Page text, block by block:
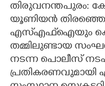
തിരുവനന്തപുരം:
യൂണിയൻ
എസ്എഫ്ഐയും
തമ്മിലുണ്ടായ
നടന്ന പൊലീസ്